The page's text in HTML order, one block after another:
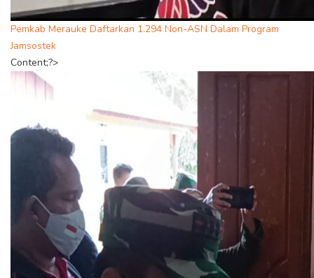
Pemkab Merauke Daftarkan 1.294 Non-ASN Dalam Program
Jamsostek
Content;?>